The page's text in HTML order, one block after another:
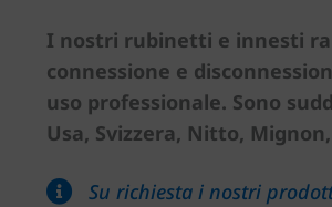
I nostri rubinetti e innesti
connessione e
uso professionale. Sono
Usa, Svizzera, Nitto,
Su richiesta i nostri